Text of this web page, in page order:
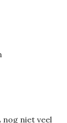
nog niet veel